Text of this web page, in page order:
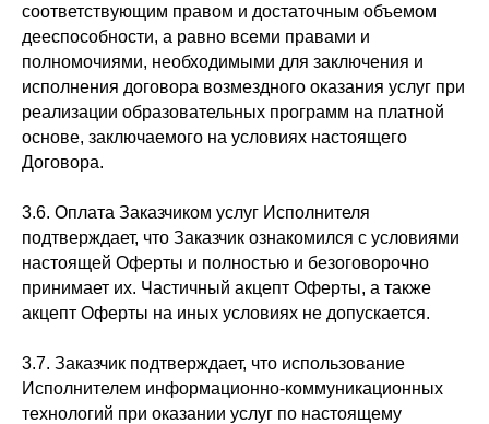
соответствующим правом и достаточным объемом
дееспособности, а равно всеми правами и
полномочиями, необходимыми для заключения и
исполнения договора возмездного оказания услуг при
реализации образовательных программ на платной
основе, заключаемого на условиях настоящего
Договора.
3.6. Оплата Заказчиком услуг Исполнителя
подтверждает, что Заказчик ознакомился с условиями
настоящей Оферты и полностью и безоговорочно
принимает их. Частичный акцепт Оферты, а также
акцепт Оферты на иных условиях не допускается.
3.7. Заказчик подтверждает, что использование
Исполнителем информационно-коммуникационных
технологий при оказании услуг по настоящему